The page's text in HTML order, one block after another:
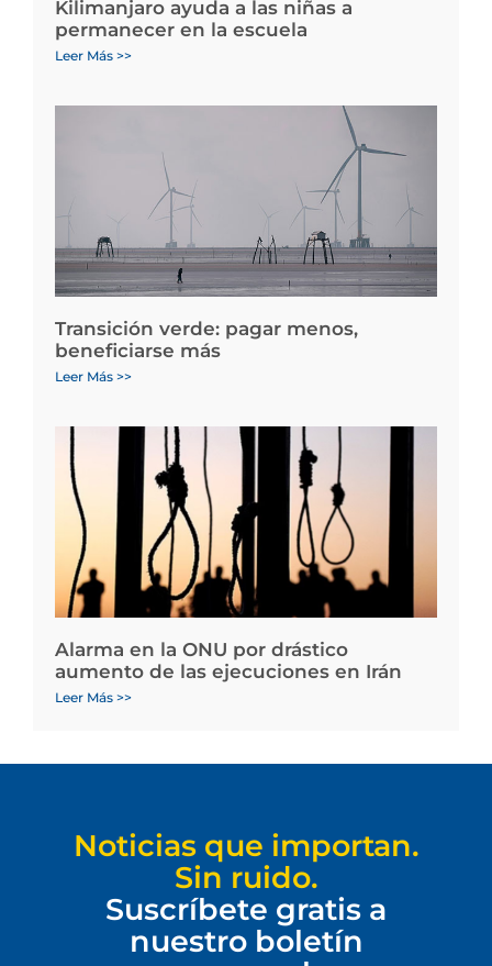
Kilimanjaro ayuda a las niñas a
permanecer en la escuela
Leer Más >>
Transición verde: pagar menos,
beneficiarse más
Leer Más >>
Alarma en la ONU por drástico
aumento de las ejecuciones en Irán
Leer Más >>
Noticias que importan.
Sin ruido.
Suscríbete gratis a
nuestro boletín